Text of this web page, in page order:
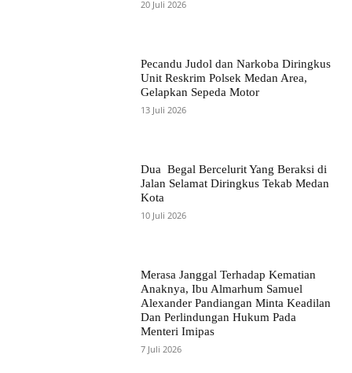
20 Juli 2026
Pecandu Judol dan Narkoba Diringkus
Unit Reskrim Polsek Medan Area,
Gelapkan Sepeda Motor
13 Juli 2026
Dua Begal Bercelurit Yang Beraksi di
Jalan Selamat Diringkus Tekab Medan
Kota
10 Juli 2026
Merasa Janggal Terhadap Kematian
Anaknya, Ibu Almarhum Samuel
Alexander Pandiangan Minta Keadilan
Dan Perlindungan Hukum Pada
Menteri Imipas
7 Juli 2026